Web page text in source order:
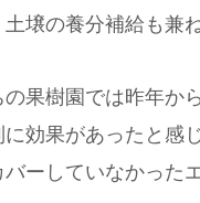
土壌の養分補給も兼
の果樹園では昨年か
に効果があったと感
バーしていなかった